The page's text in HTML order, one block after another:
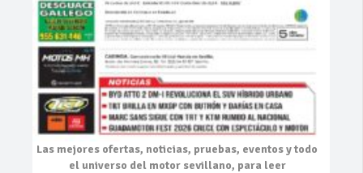
Las mejores ofertas, noticias, pruebas, eventosy todo
el universo del motor sevillano, para leer